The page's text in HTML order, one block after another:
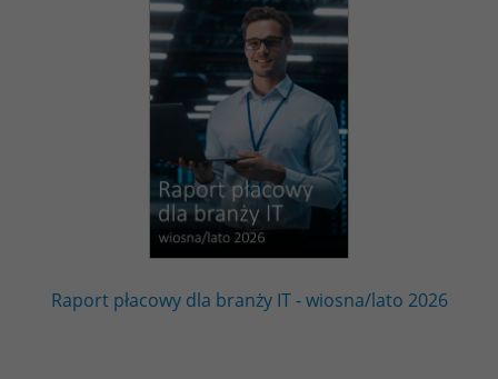
Raport płacowy dla branży IT - wiosna/lato 2026